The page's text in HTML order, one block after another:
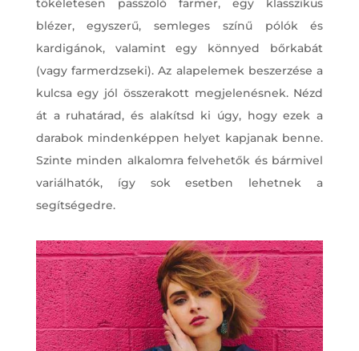
tökéletesen passzoló farmer, egy klasszikus
blézer, egyszerű, semleges színű pólók és
kardigánok, valamint egy könnyed bőrkabát
(vagy farmerdzseki). Az alapelemek beszerzése a
kulcsa egy jól összerakott megjelenésnek. Nézd
át a ruhatárad, és alakítsd ki úgy, hogy ezek a
darabok mindenképpen helyet kapjanak benne.
Szinte minden alkalomra felvehetők és bármivel
variálhatók, így sok esetben lehetnek a
segítségedre.